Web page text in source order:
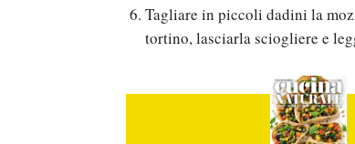
Tagliare in piccoli dadini la
tortino, lasciarla sciogliere e